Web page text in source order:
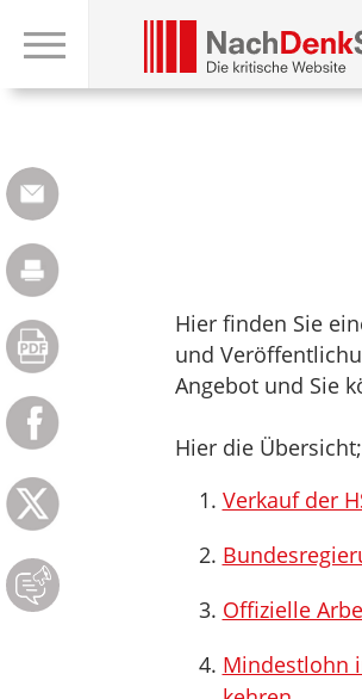
Hier finden Sie
und
Angebot und Sie
Hier die
Verkauf der
Offizielle
Mindestlohn